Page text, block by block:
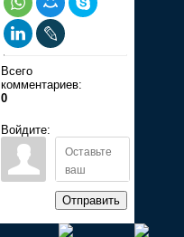
Всего
комментариев:
0
Войдите:
Отправить